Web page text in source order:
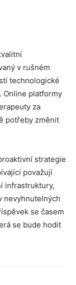
v rušném
technologické
Online platformy
za
potřeby změnit
strategie
považují
infrastruktury,
nevyhnutelných
se časem
se bude hodit